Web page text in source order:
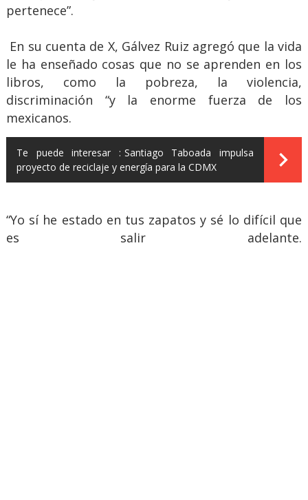
pertenece”.
En su cuenta de X, Gálvez Ruiz agregó que la vida
le ha enseñado cosas que no se aprenden en los
libros, como la pobreza, la violencia,
discriminación “y la enorme fuerza de los
mexicanos.
Te puede interesar : Santiago Taboada impulsa
proyecto de reciclaje y energía para la CDMX
“Yo sí he estado en tus zapatos y sé lo difícil que
es salir adelante.